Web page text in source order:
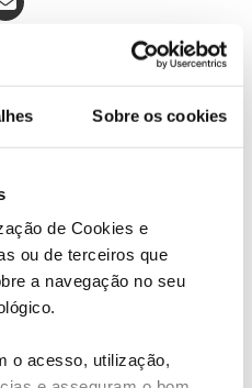
Sobre os cookies
de Cookies e
ou de terceiros que
a navegação no seu
o acesso, utilização,